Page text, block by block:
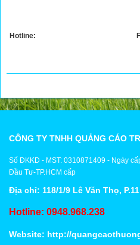
Hotline:
CÔNG TY TNHH QUẢNG CÁO
Số ĐKKD - MST: 0310871409 - Ngày
Đầu Tư-TP.HCM cấp
Địa chỉ: 118/1/9 Lê Văn Thọ,
Hotline: 0948.968.238
Website: http://